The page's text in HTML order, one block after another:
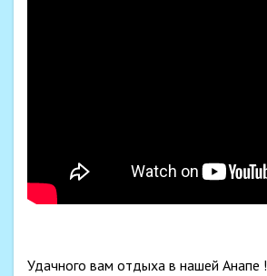
Удачного вам отдыха в нашей Анапе !